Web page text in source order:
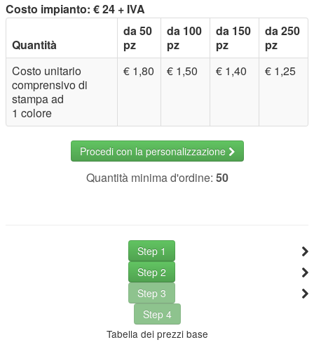
Costo impianto: € 24 + IVA
Quantità
da 50
pz
da 100
pz
da 150
pz
da 250
pz
Costo unitario
comprensivo di
stampa ad
1 colore
€ 1,80 € 1,50 € 1,40 € 1,25
Procedi con la personalizzazione
Quantità minima d'ordine: 50
Step 1
Step 2
Step 3
Step 4
Tabella dei prezzi base